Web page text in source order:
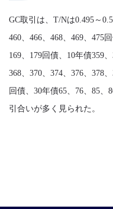
GC取引は、T/Nは0.495～
460、466、468、469、475
169、179回債、10年債359
368、370、374、376、378
回債、30年債65、76、85、
引合いが多く見られた。